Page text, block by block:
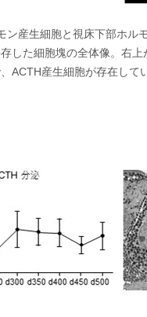
ン産生細胞と視床下部ホル
した細胞塊の全体像。右
ACTH産生細胞が存在して